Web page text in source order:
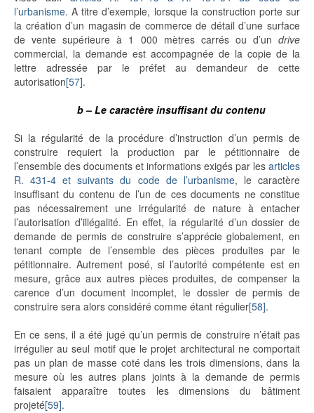
l’urbanisme. A titre d’exemple, lorsque la construction porte sur
la création d’un magasin de commerce de détail d’une surface
de vente supérieure à 1 000 mètres carrés ou d’un drive
commercial, la demande est accompagnée de la copie de la
lettre adressée par le préfet au demandeur de cette
autorisation[57].
b – Le caractère insuffisant du contenu
Si la régularité de la procédure d’instruction d’un permis de
construire requiert la production par le pétitionnaire de
l’ensemble des documents et informations exigés par les articles
R. 431-4 et suivants du code de l’urbanisme, le caractère
insuffisant du contenu de l’un de ces documents ne constitue
pas nécessairement une irrégularité de nature à entacher
l’autorisation d’illégalité. En effet, la régularité d’un dossier de
demande de permis de construire s’apprécie globalement, en
tenant compte de l’ensemble des pièces produites par le
pétitionnaire. Autrement posé, si l’autorité compétente est en
mesure, grâce aux autres pièces produites, de compenser la
carence d’un document incomplet, le dossier de permis de
construire sera alors considéré comme étant régulier[58].
En ce sens, il a été jugé qu’un permis de construire n’était pas
irrégulier au seul motif que le projet architectural ne comportait
pas un plan de masse coté dans les trois dimensions, dans la
mesure où les autres plans joints à la demande de permis
faisaient apparaître toutes les dimensions du bâtiment
projeté[59].